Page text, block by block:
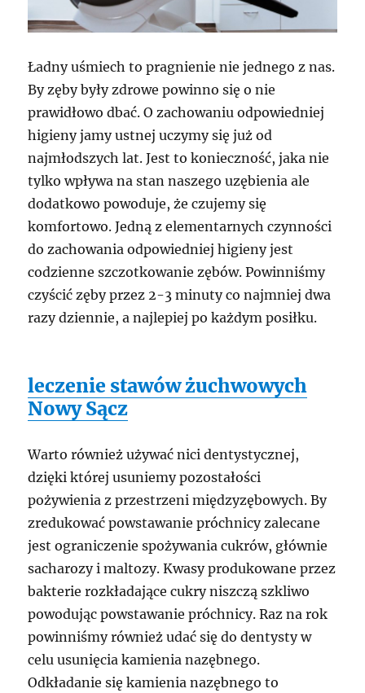
Ładny uśmiech to pragnienie nie jednego z nas.
By zęby były zdrowe powinno się o nie
prawidłowo dbać. O zachowaniu odpowiedniej
higieny jamy ustnej uczymy się już od
najmłodszych lat. Jest to konieczność, jaka nie
tylko wpływa na stan naszego uzębienia ale
dodatkowo powoduje, że czujemy się
komfortowo. Jedną z elementarnych czynności
do zachowania odpowiedniej higieny jest
codzienne szczotkowanie zębów. Powinniśmy
czyścić zęby przez 2-3 minuty co najmniej dwa
razy dziennie, a najlepiej po każdym posiłku.
leczenie stawów żuchwowych
Nowy Sącz
Warto również używać nici dentystycznej,
dzięki której usuniemy pozostałości
pożywienia z przestrzeni międzyzębowych. By
zredukować powstawanie próchnicy zalecane
jest ograniczenie spożywania cukrów, głównie
sacharozy i maltozy. Kwasy produkowane przez
bakterie rozkładające cukry niszczą szkliwo
powodując powstawanie próchnicy. Raz na rok
powinniśmy również udać się do dentysty w
celu usunięcia kamienia nazębnego.
Odkładanie się kamienia nazębnego to